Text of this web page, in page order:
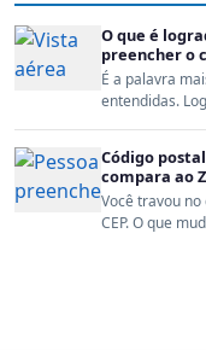
O que é
preencher o
É a palavra
entendidas.
Código
compara ao
Você travou
CEP. O que